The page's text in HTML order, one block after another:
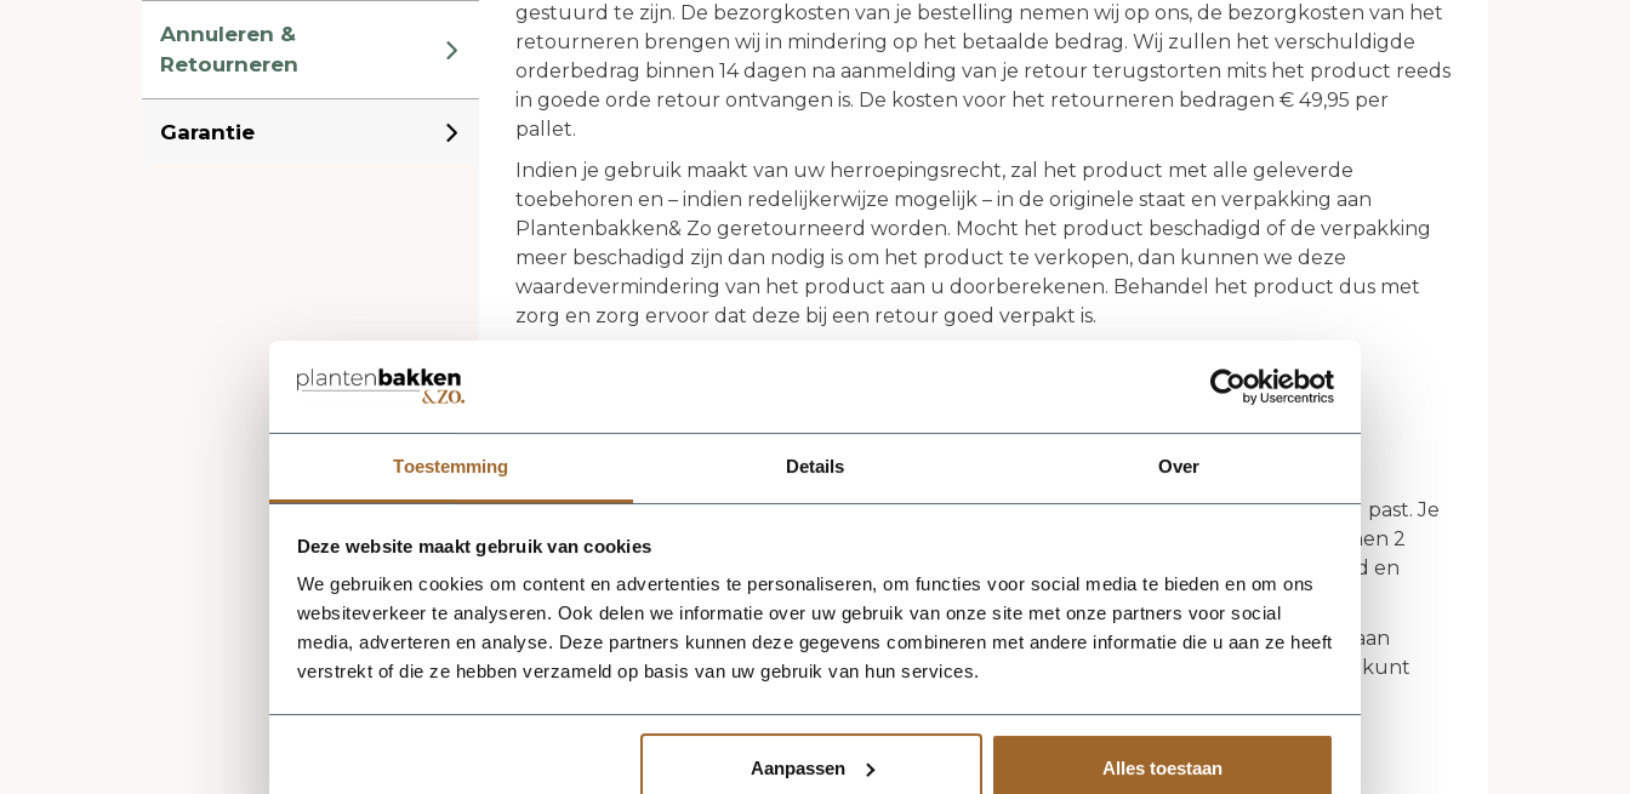
Toestemming Details Over
Deze website maakt gebruik van cookies
We gebruiken cookies om content en advertenties te personaliseren, om functies voor social media te bieden en om ons
websiteverkeer te analyseren. Ook delen we informatie over uw gebruik van onze site met onze partners voor social
media, adverteren en analyse. Deze partners kunnen deze gegevens combineren met andere informatie die u aan ze heeft
verstrekt of die ze hebben verzameld op basis van uw gebruik van hun services.
Aanpassen Alles toestaan
Annuleren &
Retourneren
Garantie
gestuurd te zijn. De bezorgkosten van je bestelling nemen wij op ons, de bezorgkosten van het
retourneren brengen wij in mindering op het betaalde bedrag. Wij zullen het verschuldigde
orderbedrag binnen 14 dagen na aanmelding van je retour terugstorten mits het product reeds
in goede orde retour ontvangen is. De kosten voor het retourneren bedragen € 49,95 per
pallet.
Indien je gebruik maakt van uw herroepingsrecht, zal het product met alle geleverde
toebehoren en – indien redelijkerwijze mogelijk – in de originele staat en verpakking aan
Plantenbakken& Zo geretourneerd worden. Mocht het product beschadigd of de verpakking
meer beschadigd zijn dan nodig is om het product te verkopen, dan kunnen we deze
waardevermindering van het product aan u doorberekenen. Behandel het product dus met
zorg en zorg ervoor dat deze bij een retour goed verpakt is.
Wat als de beplanting niet voldoet aan mijn verwachtingen?
Wat vervelend! We hebben ons best gedaan je aan een plant te helpen die goed bij jou past. Je
kunt uiteraard je bestelling altijd zonder opgaaf van reden annuleren, als dit maar binnen 2
dagen na ontvangst gebeurt. Wij zorgen dan dat je planten zo snel mogelijk opgehaald en
weer goed verzorgd worden.
Bomen en meerstammige struiken kunnen niet geretourneerd worden. Voorafgaand aan
aankoop of bezorging mailen wij je een foto van de boom of struik zodat je weet wat je kunt
Wat zijn de uitzonderingen op retourneren?